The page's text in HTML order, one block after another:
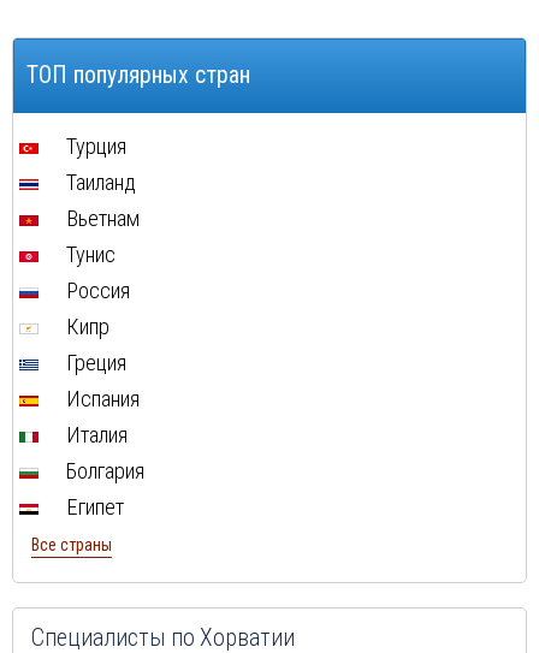
Туры в Кипр в августе
Туры в ОАЭ в августе
Туры в Мальту в августе
Туры в Индонезию в августе
Туры в Финляндию в августе
Туры в Черногорию в августе
Туры в Марокко в августе
Туры в
Туры в Россию в августе
ТОП популярных стран
Турция
Таиланд
Вьетнам
Тунис
Россия
Кипр
Греция
Испания
Италия
Болгария
Египет
Все страны
Специалисты по Хорватии